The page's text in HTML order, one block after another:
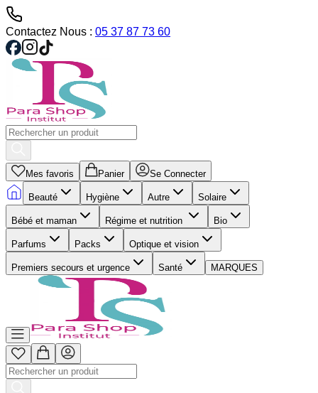
Contactez Nous : 05 37 87 73 60
Mes favoris Panier Se Connecter
Beauté Hygiène Autre Solaire
Bébé et maman Régime et nutrition Bio
Parfums Packs Optique et vision
Premiers secours et urgence Santé MARQUES